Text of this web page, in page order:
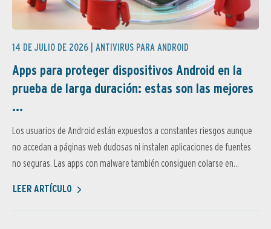
14 DE JULIO DE 2026 | ANTIVIRUS PARA ANDROID
Apps para proteger dispositivos Android en la
prueba de larga duración: estas son las mejores
...
Los usuarios de Android están expuestos a constantes riesgos aunque
no accedan a páginas web dudosas ni instalen aplicaciones de fuentes
no seguras. Las apps con malware también consiguen colarse en...
LEER ARTÍCULO